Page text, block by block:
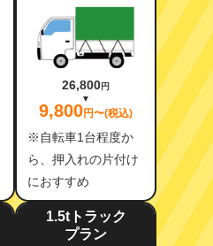
26,800円
9,800円〜(税込)
※自転車1台程度か
ら、押入れの片付け
におすすめ
1.5tトラック
プラン